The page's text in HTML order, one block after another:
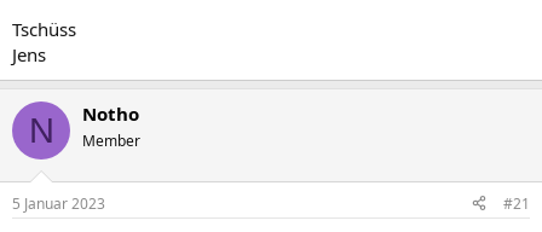
Tschüss
Jens
N Notho
Member
5 Januar 2023 #21